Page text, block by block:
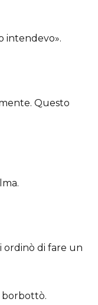
intendevo».
Questo
ordinò di fare un
borbottò.